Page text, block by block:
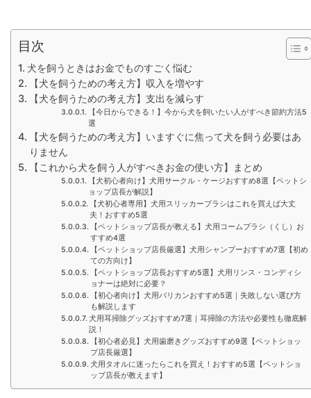
目次
犬を飼うときはお金でものすごく悩む
【犬を飼うための考え方】収入を増やす
【犬を飼うための考え方】支出を減らす
【今日からできる！】今から犬を飼いたい人がすべき節約方法5
選
【犬を飼うための考え方】いますぐに焦って犬を飼う必要はあ
りません
【これから犬を飼う人がすべきお金の使い方】まとめ
【犬初心者向け】犬用サークル・ケージおすすめ8選【ペットシ
ョップ店長が解説】
【犬初心者専用】犬用スリッカーブラシはこれを買えば大丈
夫！おすすめ5選
【ペットショップ店長が教える】犬用コームブラシ（くし）お
すすめ4選
【ペットショップ店長厳選】犬用シャンプーおすすめ7選【初め
ての方向け】
【ペットショップ店長おすすめ5選】犬用リンス・コンディシ
ョナーは絶対に必要？
【初心者向け】犬用バリカンおすすめ5選｜失敗しない選び方
も解説します
犬用耳掃除グッズおすすめ7選｜耳掃除の方法や必要性も徹底解
説！
【初心者必見】犬用歯磨きグッズおすすめ9選【ペットショッ
プ店長厳選】
犬用タオルに迷ったらこれを買え！おすすめ5選【ペットショ
ップ店長が教えます】